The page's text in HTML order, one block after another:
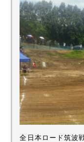
全日本ロード筑波